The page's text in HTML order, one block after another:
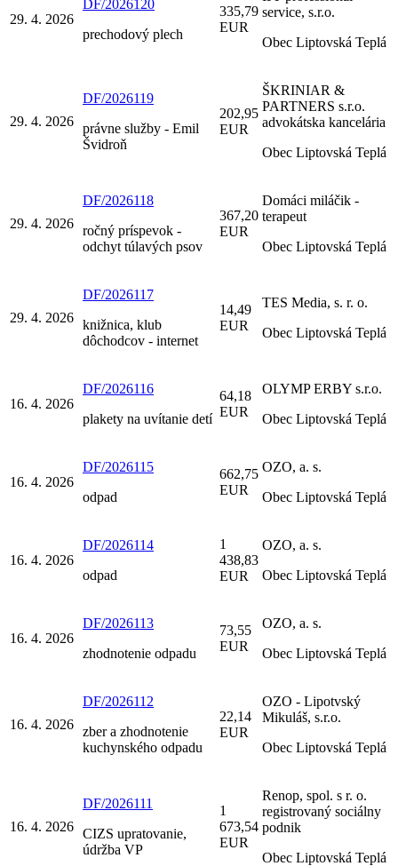
29. 4. 2026
DF/2026120
prechodový plech
335,79
EUR
service, s.r.o.
Obec Liptovská Teplá
29. 4. 2026
DF/2026119
právne služby - Emil
Švidroň
202,95
EUR
ŠKRINIAR &
PARTNERS s.r.o.
advokátska kancelária
Obec Liptovská Teplá
29. 4. 2026
DF/2026118
ročný príspevok -
odchyt túlavých psov
367,20
EUR
Domáci miláčik -
terapeut
Obec Liptovská Teplá
29. 4. 2026
DF/2026117
knižnica, klub
dôchodcov - internet
14,49
EUR
TES Media, s. r. o.
Obec Liptovská Teplá
16. 4. 2026
DF/2026116
plakety na uvítanie detí
64,18
EUR
OLYMP ERBY s.r.o.
Obec Liptovská Teplá
16. 4. 2026
DF/2026115
odpad
662,75
EUR
OZO, a. s.
Obec Liptovská Teplá
16. 4. 2026
DF/2026114
odpad
1
438,83
EUR
OZO, a. s.
Obec Liptovská Teplá
16. 4. 2026
DF/2026113
zhodnotenie odpadu
73,55
EUR
OZO, a. s.
Obec Liptovská Teplá
16. 4. 2026
DF/2026112
zber a zhodnotenie
kuchynského odpadu
22,14
EUR
OZO - Lipotvský
Mikuláš, s.r.o.
Obec Liptovská Teplá
16. 4. 2026
DF/2026111
CIZS upratovanie,
údržba VP
1
673,54
EUR
Renop, spol. s r. o.
registrovaný sociálny
podnik
Obec Liptovská Teplá